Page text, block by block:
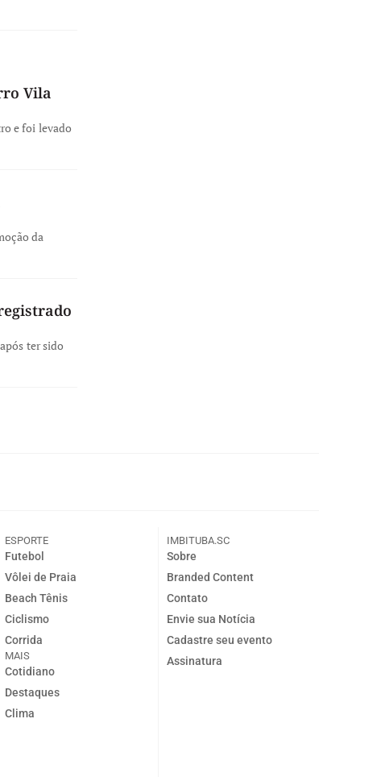
Vila
e foi levado
da
ter sido
ESPORTE
Futebol
Vôlei de Praia
Beach Tênis
Ciclismo
Corrida
MAIS
Cotidiano
Destaques
Clima
IMBITUBA.SC
Sobre
Branded Content
Contato
Envie sua Notícia
Cadastre seu evento
Assinatura